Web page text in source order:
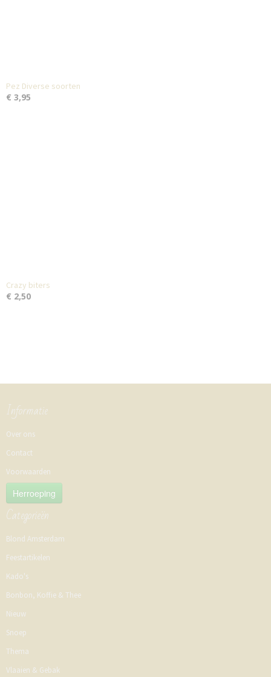
Pez Diverse soorten
€ 3,95
Crazy biters
€ 2,50
Informatie
Over ons
Contact
Voorwaarden
Herroeping
Categorieën
Blond Amsterdam
Feestartikelen
Kado's
Bonbon, Koffie & Thee
Nieuw
Snoep
Thema
Vlaaien & Gebak